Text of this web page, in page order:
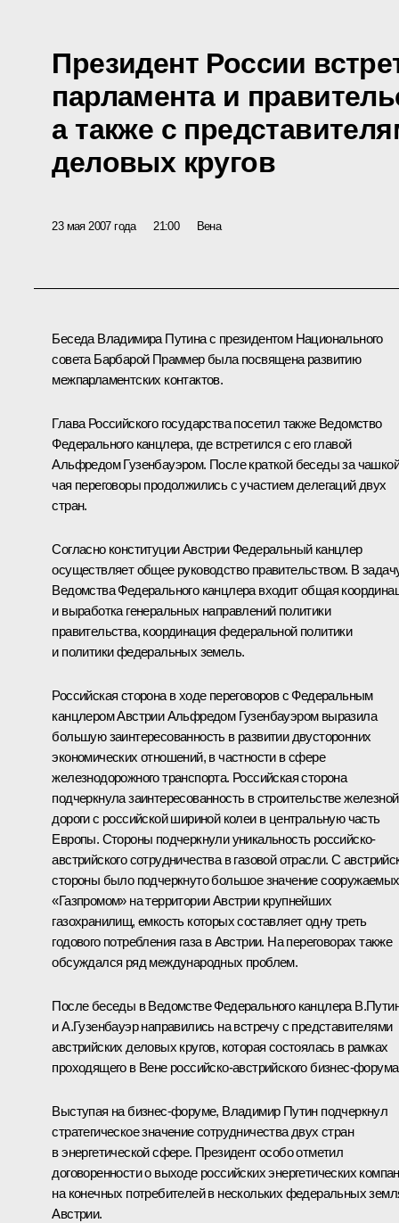
Президент России
парламента и
а также с
деловых кругов
23 мая 2007 года 21:00 Вена
Беседа Владимира Путина с президентом Национального
совета Барбарой Праммер была посвящена развитию
межпарламентских контактов.
Глава Российского государства посетил также Ведомство
Федерального канцлера, где встретился с его главой
Альфредом Гузенбауэром. После краткой беседы за чашкой
чая переговоры продолжились с участием делегаций двух
стран.
Согласно конституции Австрии Федеральный канцлер
осуществляет общее руководство правительством. В
Ведомства Федерального канцлера входит общая
и выработка генеральных направлений политики
правительства, координация федеральной политики
и политики федеральных земель.
Российская сторона в ходе переговоров с Федеральным
канцлером Австрии Альфредом Гузенбауэром выразила
большую заинтересованность в развитии двусторонних
экономических отношений, в частности в сфере
железнодорожного транспорта. Российская сторона
подчеркнула заинтересованность в строительстве железной
дороги с российской шириной колеи в центральную часть
Европы. Стороны подчеркнули уникальность российско-
австрийского сотрудничества в газовой отрасли. С
стороны было подчеркнуто большое значение сооружаемых
«Газпромом» на территории Австрии крупнейших
газохранилищ, емкость которых составляет одну треть
годового потребления газа в Австрии. На переговорах также
обсуждался ряд международных проблем.
После беседы в Ведомстве Федерального канцлера
и А.Гузенбауэр направились на встречу с представителями
австрийских деловых кругов, которая состоялась в рамках
проходящего в Вене российско-австрийского бизнес-
Выступая на бизнес-форуме, Владимир Путин подчеркнул
стратегическое значение сотрудничества двух стран
в энергетической сфере. Президент особо отметил
договоренности о выходе российских энергетических
на конечных потребителей в нескольких федеральных
Австрии.